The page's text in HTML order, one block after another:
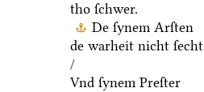
tho ſchwer.
De ſynem Arſten
de warheit nicht ſecht
/
Vnd ſynem Preſter